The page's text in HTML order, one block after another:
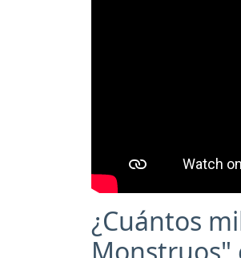
¿Cuántos